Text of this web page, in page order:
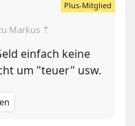
Markus ⇡
einfach keine
um "teuer" usw.